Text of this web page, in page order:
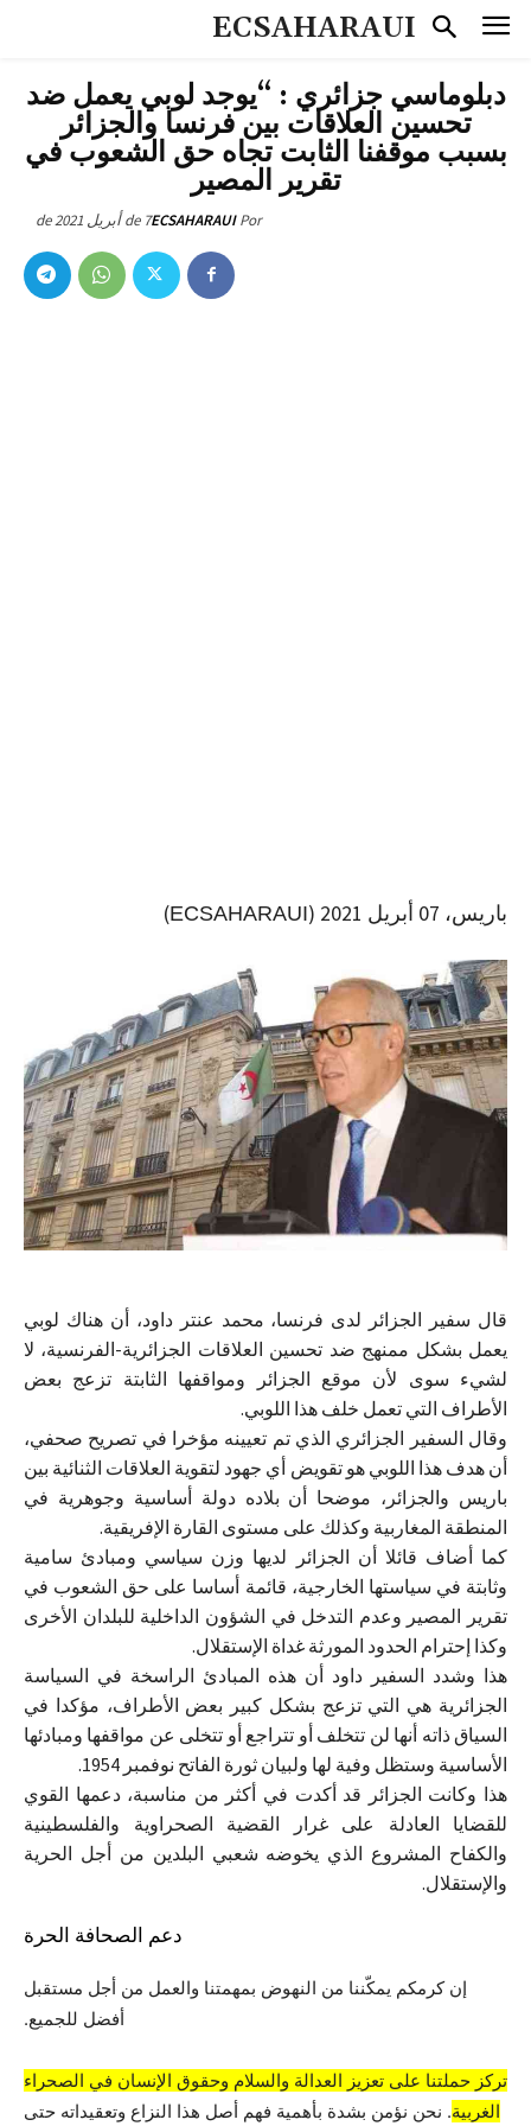
ECSAHARAUI
دبلوماسي جزائري : “يوجد لوبي يعمل ضد
تحسين العلاقات بين فرنسا والجزائر
بسبب موقفنا الثابت تجاه حق الشعوب في
تقرير المصير
Por
ECSAHARAUI7 de أبريل de 2021
باريس، 07 أبريل 2021 ( ECSAHARAUI
)
قال سفير الجزائر لدى فرنسا، محمد عنتر داود، أن هناك لوبي
يعمل بشكل ممنهج ضد تحسين العلاقات الجزائرية-الفرنسية، لا
لشيء سوى لأن موقع الجزائر ومواقفها الثابتة تزعج بعض
الأطراف التي تعمل خلف هذا اللوبي.
وقال السفير الجزائري الذي تم تعيينه مؤخرا في تصريح صحفي،
أن هدف هذا اللوبي هو تقويض أي جهود لتقوية العلاقات الثنائية بين
باريس والجزائر، موضحا أن بلاده دولة أساسية وجوهرية في
المنطقة المغاربية وكذلك على مستوى القارة الإفريقية.
كما أضاف قائلا أن الجزائر لديها وزن سياسي ومبادئ سامية
وثابتة في سياستها الخارجية، قائمة أساسا على حق الشعوب في
تقرير المصير وعدم التدخل في الشؤون الداخلية للبلدان الأخرى
وكذا إحترام الحدود المورثة غداة الإستقلال.
هذا وشدد السفير داود أن هذه المبادئ الراسخة في السياسة
الجزائرية هي التي تزعج بشكل كبير بعض الأطراف، مؤكدا في
السياق ذاته أنها لن تتخلف أو تتراجع أو تتخلى عن مواقفها ومبادئها
الأساسية وستظل وفية لها ولبيان ثورة الفاتح نوفمبر 1954.
هذا وكانت الجزائر قد أكدت في أكثر من مناسبة، دعمها القوي
للقضايا العادلة على غرار القضية الصحراوية والفلسطينية
والكفاح المشروع الذي يخوضه شعبي البلدين من أجل الحرية
والإستقلال.
دعم الصحافة الحرة
إن كرمكم يمكّننا من النهوض بمهمتنا والعمل من أجل مستقبل
أفضل للجميع.
تركز حملتنا على تعزيز العدالة والسلام وحقوق الإنسان في الصحراء
الغربية. نحن نؤمن بشدة بأهمية فهم أصل هذا النزاع وتعقيداته حتى